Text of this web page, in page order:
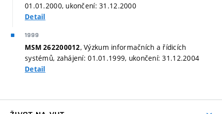
01.01.2000, ukončení: 31.12.2000
Detail
1999
MSM 262200012, Výzkum informačních a řídicích
systémů, zahájení: 01.01.1999, ukončení: 31.12.2004
Detail